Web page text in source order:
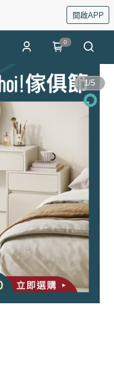
開啟APP
0
1/5